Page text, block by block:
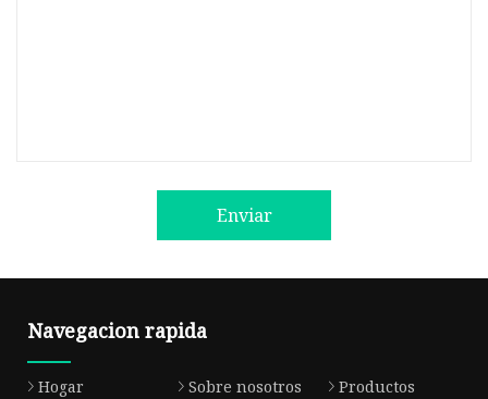
Enviar
Navegacion rapida
Hogar Sobre nosotros
Productos